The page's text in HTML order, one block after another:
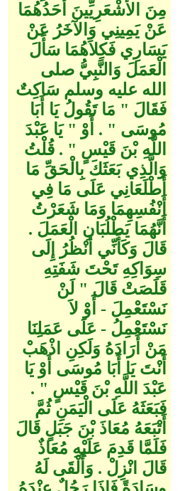
مِنَ الأَشْعَرِيِّينَ أَحَدُهُمَا
عَنْ يَمِينِي وَالآخَرُ عَنْ
يَسَارِي فَكِلاَهُمَا سَأَلَ
الْعَمَلَ وَالنَّبِيُّ صلى
الله عليه وسلم سَاكِتٌ
فَقَالَ ‏"‏ مَا تَقُولُ يَا أَبَا
مُوسَى ‏"‏ ‏.‏ أَوْ ‏"‏ يَا عَبْدَ
اللَّهِ بْنَ قَيْسٍ ‏"‏ ‏.‏ قُلْتُ
وَالَّذِي بَعَثَكَ بِالْحَقِّ مَا
أَطْلَعَانِي عَلَى مَا فِي
أَنْفُسِهِمَا وَمَا شَعَرْتُ
أَنَّهُمَا يَطْلُبَانِ الْعَمَلَ ‏.‏
قَالَ وَكَأَنِّي أَنْظُرُ إِلَى
سِوَاكِهِ تَحْتَ شَفَتِهِ
قَلَصَتْ قَالَ ‏"‏ لَنْ
نَسْتَعْمِلَ - أَوْ لاَ
نَسْتَعْمِلُ - عَلَى عَمَلِنَا
مَنْ أَرَادَهُ وَلَكِنِ اذْهَبْ
أَنْتَ يَا أَبَا مُوسَى أَوْ يَا
عَبْدَ اللَّهِ بْنَ قَيْسٍ ‏"‏ ‏.‏
فَبَعَثَهُ عَلَى الْيَمَنِ ثُمَّ
أَتْبَعَهُ مُعَاذَ بْنَ جَبَلٍ قَالَ
فَلَمَّا قَدِمَ عَلَيْهِ مُعَاذٌ
قَالَ انْزِلْ ‏.‏ وَأَلْقَى لَهُ